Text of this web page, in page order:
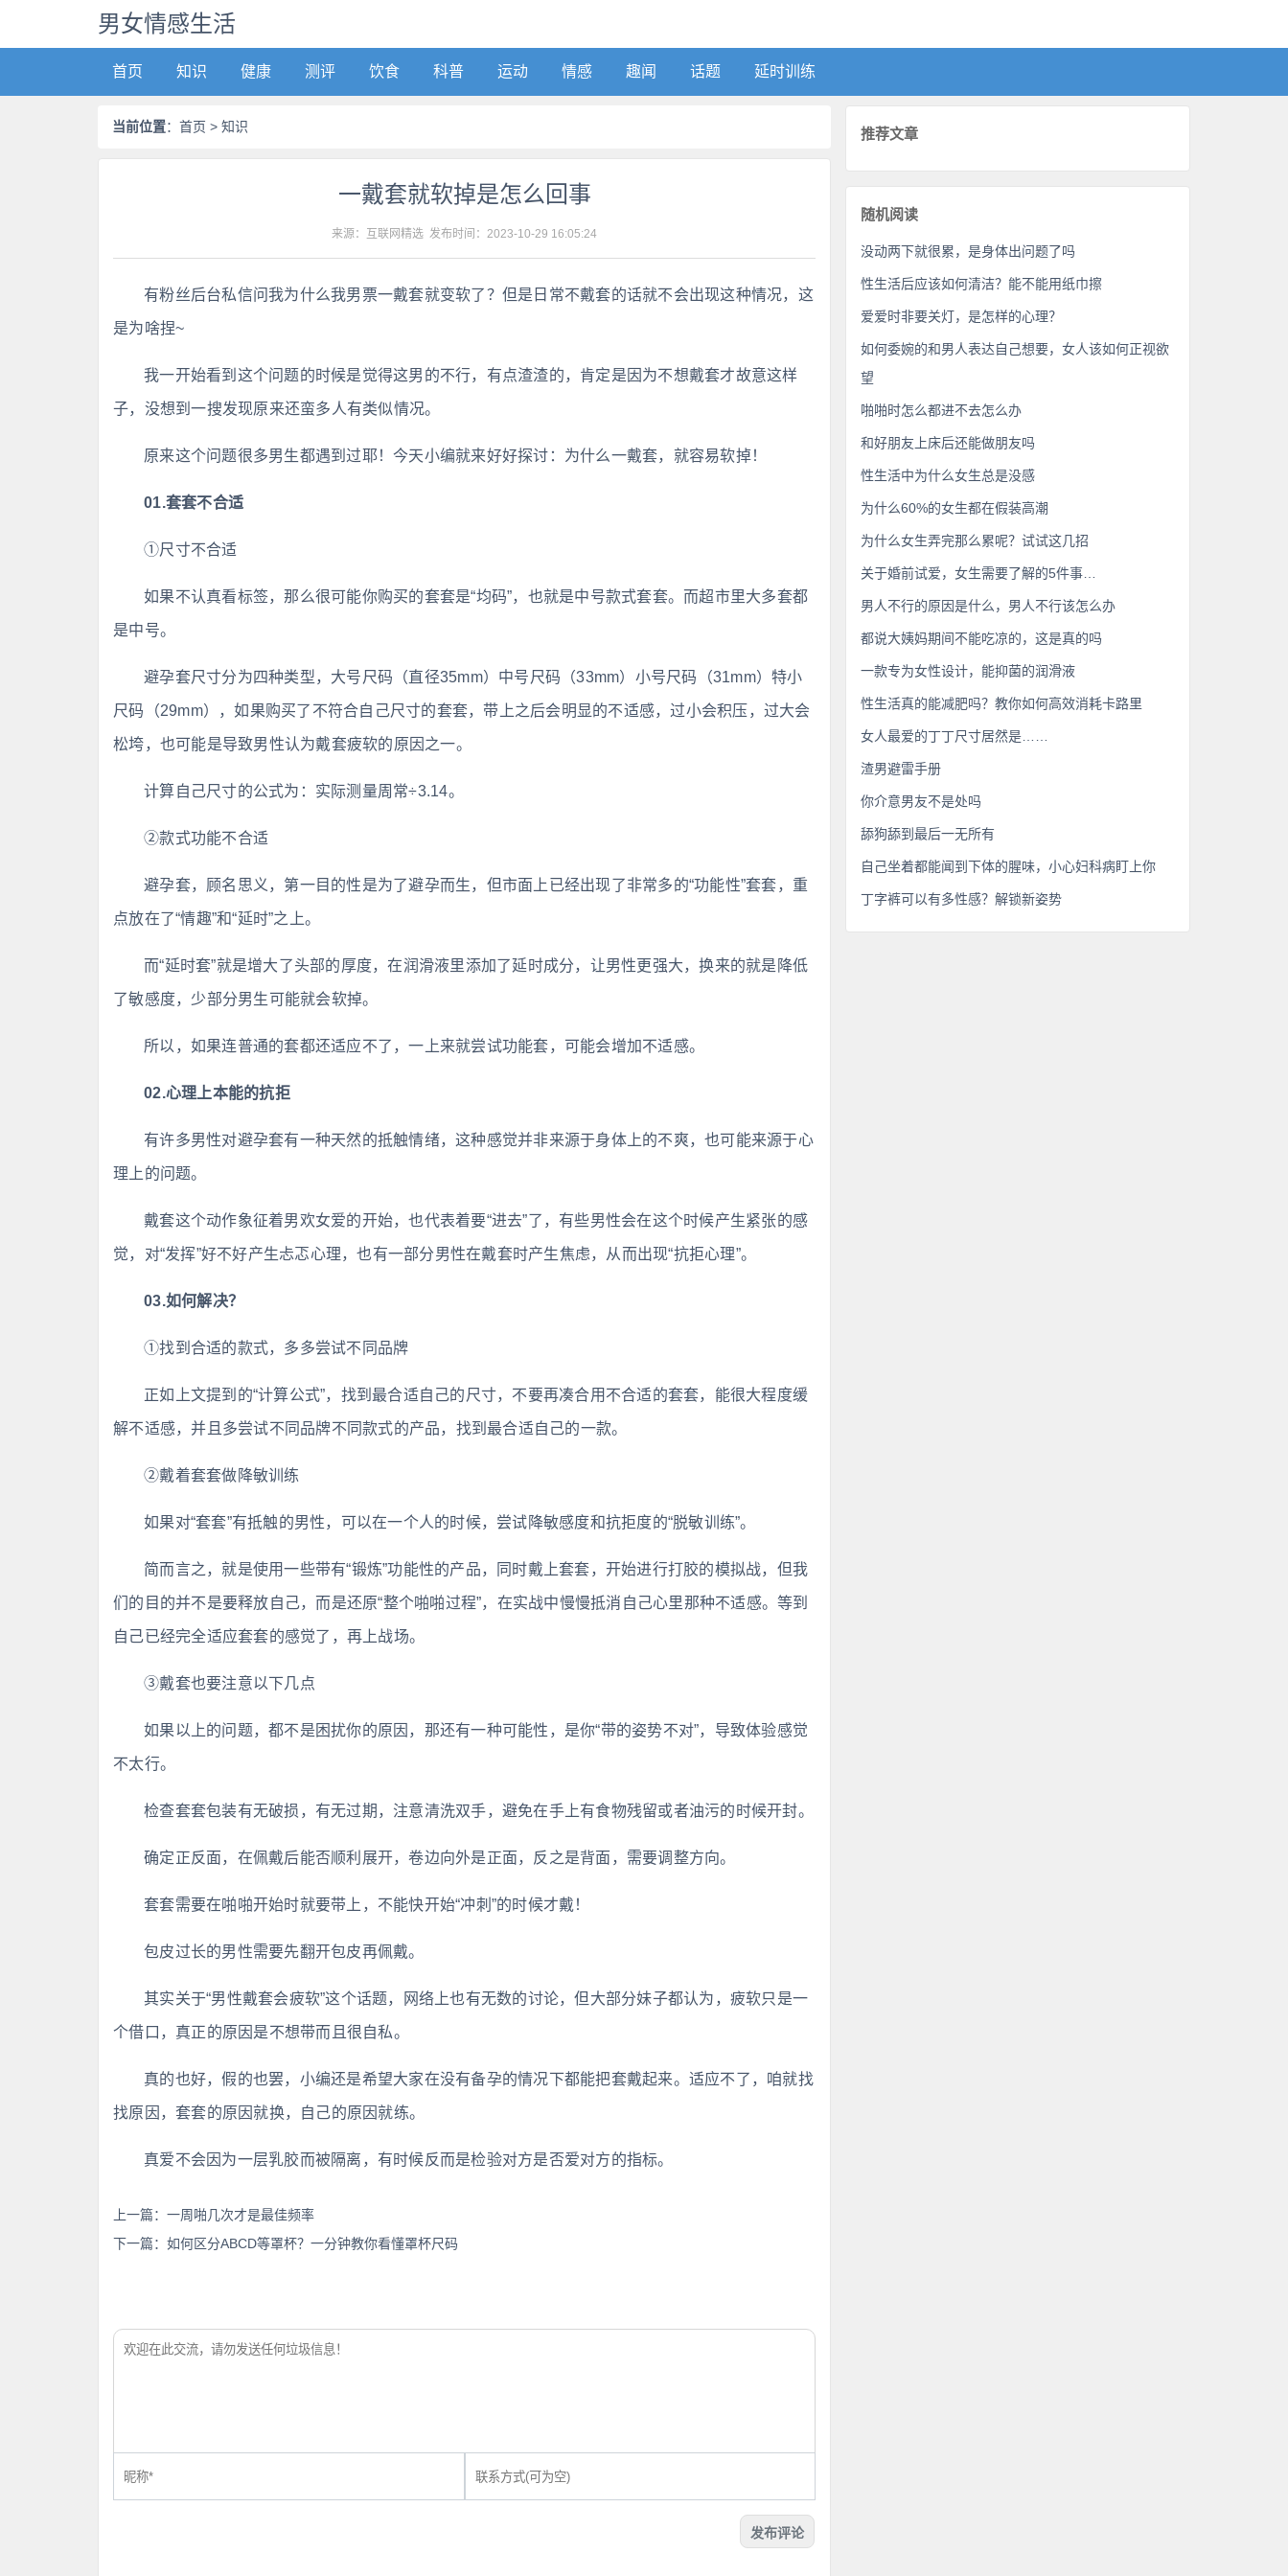
男女情感生活
首页 知识 健康 测评 饮食 科普 运动 情感 趣闻 话题 延时训练
当前位置： 首页 > 知识
一戴套就软掉是怎么回事
来源：互联网精选 发布时间： 2023-10-29 16:05:24
有粉丝后台私信问我为什么我男票一戴套就变软了？但是日常不戴套的话就不会出现这种情况，这
是为啥捏~
我一开始看到这个问题的时候是觉得这男的不行，有点渣渣的，肯定是因为不想戴套才故意这样
子，没想到一搜发现原来还蛮多人有类似情况。
原来这个问题很多男生都遇到过耶！今天小编就来好好探讨：为什么一戴套，就容易软掉！
01.套套不合适
①尺寸不合适
如果不认真看标签，那么很可能你购买的套套是“均码”，也就是中号款式套套。而超市里大多套都
是中号。
避孕套尺寸分为四种类型，大号尺码（直径35mm）中号尺码（33mm）小号尺码（31mm）特小
尺码（29mm），如果购买了不符合自己尺寸的套套，带上之后会明显的不适感，过小会积压，过大会
松垮，也可能是导致男性认为戴套疲软的原因之一。
计算自己尺寸的公式为：实际测量周常÷3.14。
②款式功能不合适
避孕套，顾名思义，第一目的性是为了避孕而生，但市面上已经出现了非常多的“功能性”套套，重
点放在了“情趣”和“延时”之上。
而“延时套”就是增大了头部的厚度，在润滑液里添加了延时成分，让男性更强大，换来的就是降低
了敏感度，少部分男生可能就会软掉。
所以，如果连普通的套都还适应不了，一上来就尝试功能套，可能会增加不适感。
02.心理上本能的抗拒
有许多男性对避孕套有一种天然的抵触情绪，这种感觉并非来源于身体上的不爽，也可能来源于心
理上的问题。
戴套这个动作象征着男欢女爱的开始，也代表着要“进去”了，有些男性会在这个时候产生紧张的感
觉，对“发挥”好不好产生忐忑心理，也有一部分男性在戴套时产生焦虑，从而出现“抗拒心理”。
03.如何解决？
①找到合适的款式，多多尝试不同品牌
正如上文提到的“计算公式”，找到最合适自己的尺寸，不要再凑合用不合适的套套，能很大程度缓
解不适感，并且多尝试不同品牌不同款式的产品，找到最合适自己的一款。
②戴着套套做降敏训练
如果对“套套”有抵触的男性，可以在一个人的时候，尝试降敏感度和抗拒度的“脱敏训练”。
简而言之，就是使用一些带有“锻炼”功能性的产品，同时戴上套套，开始进行打胶的模拟战，但我
们的目的并不是要释放自己，而是还原“整个啪啪过程”，在实战中慢慢抵消自己心里那种不适感。等到
自己已经完全适应套套的感觉了，再上战场。
③戴套也要注意以下几点
如果以上的问题，都不是困扰你的原因，那还有一种可能性，是你“带的姿势不对”，导致体验感觉
不太行。
检查套套包装有无破损，有无过期，注意清洗双手，避免在手上有食物残留或者油污的时候开封。
确定正反面，在佩戴后能否顺利展开，卷边向外是正面，反之是背面，需要调整方向。
套套需要在啪啪开始时就要带上，不能快开始“冲刺”的时候才戴！
包皮过长的男性需要先翻开包皮再佩戴。
其实关于“男性戴套会疲软”这个话题，网络上也有无数的讨论，但大部分妹子都认为，疲软只是一
个借口，真正的原因是不想带而且很自私。
真的也好，假的也罢，小编还是希望大家在没有备孕的情况下都能把套戴起来。适应不了，咱就找
找原因，套套的原因就换，自己的原因就练。
真爱不会因为一层乳胶而被隔离，有时候反而是检验对方是否爱对方的指标。
上一篇： 一周啪几次才是最佳频率
下一篇： 如何区分ABCD等罩杯？一分钟教你看懂罩杯尺码
推荐文章
随机阅读
没动两下就很累，是身体出问题了吗
性生活后应该如何清洁？能不能用纸巾擦
爱爱时非要关灯，是怎样的心理？
如何委婉的和男人表达自己想要，女人该如何正视欲
望
啪啪时怎么都进不去怎么办
和好朋友上床后还能做朋友吗
性生活中为什么女生总是没感
为什么60%的女生都在假装高潮
为什么女生弄完那么累呢？试试这几招
关于婚前试爱，女生需要了解的5件事…
男人不行的原因是什么，男人不行该怎么办
都说大姨妈期间不能吃凉的，这是真的吗
一款专为女性设计，能抑菌的润滑液
性生活真的能减肥吗？教你如何高效消耗卡路里
女人最爱的丁丁尺寸居然是……
渣男避雷手册
你介意男友不是处吗
舔狗舔到最后一无所有
自己坐着都能闻到下体的腥味，小心妇科病盯上你
丁字裤可以有多性感？解锁新姿势